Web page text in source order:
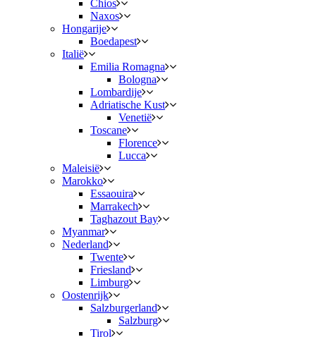
Chios
Naxos
Hongarije
Boedapest
Italië
Emilia Romagna
Bologna
Lombardije
Adriatische Kust
Venetië
Toscane
Florence
Lucca
Maleisië
Marokko
Essaouira
Marrakech
Taghazout Bay
Myanmar
Nederland
Twente
Friesland
Limburg
Oostenrijk
Salzburgerland
Salzburg
Tirol